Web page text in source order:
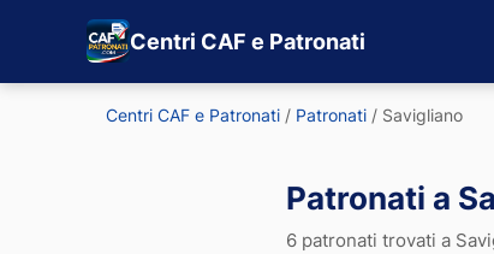
Centri CAF e Patronati
Centri CAF e Patronati / Patronati / Savigliano
Patronati a
6 patronati trovati a